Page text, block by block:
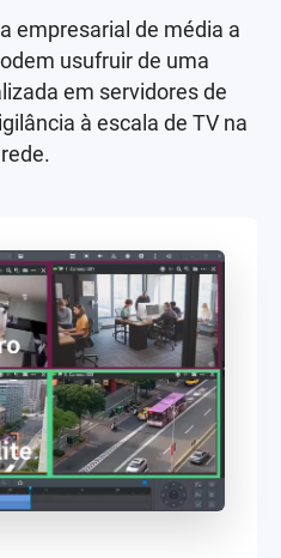
empresarial de média a
usufruir de uma
em servidores de
à escala de TV na